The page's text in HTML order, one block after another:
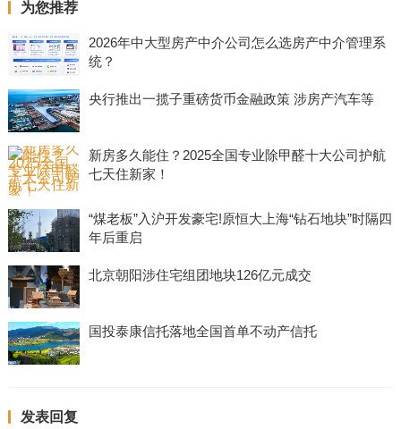
为您推荐
2026年中大型房产中介公司怎么选房产中介管理系
统？
央行推出一揽子重磅货币金融政策 涉房产汽车等
新房多久能住？2025全国专业除甲醛十大公司护航
七天住新家！
“煤老板”入沪开发豪宅!原恒大上海“钻石地块”时隔四
年后重启
北京朝阳涉住宅组团地块126亿元成交
国投泰康信托落地全国首单不动产信托
发表回复